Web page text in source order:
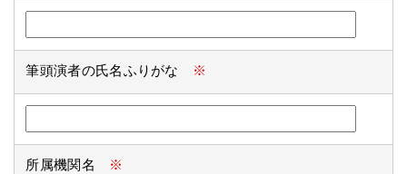
筆頭演者の氏名ふりがな ※
所属機関名 ※